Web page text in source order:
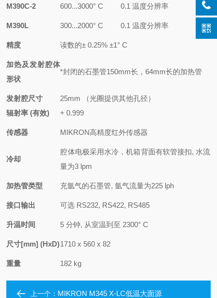
M390C-2 600...3000° C 0.1温度分辨率
M390L 300...2000° C 0.1温度分辨率
精度 读数的± 0.25% ±1° C
加热及发射腔体
形状
*封闭的石墨管150mm长，64mm长的加热管
发射腔尺寸
25mm （光圈提供其他孔径）
辐射率 (有效) + 0.999
传感器 MIKRON高精度红外传感器
冷却
腔体电极采用水冷，机箱背面有软管接扣, 水流
量为3 lpm
加热管类型 充氩气的石墨管, 氩气流量为225 lph
接口输出 可选 RS232, RS422, RS485
升温时间 5分钟, 从室温到至 2300° C
尺寸[mm] (HxD)1710 x 560 x 82
重量 182 kg
上一个： MIKRON M345 X-LC低温大面源